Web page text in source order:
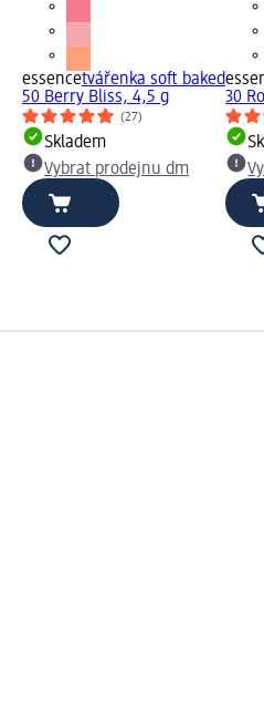
essencetvářenka soft baked
50 Berry Bliss, 4,5 g
(27)
Skladem
Vybrat prodejnu dm
30